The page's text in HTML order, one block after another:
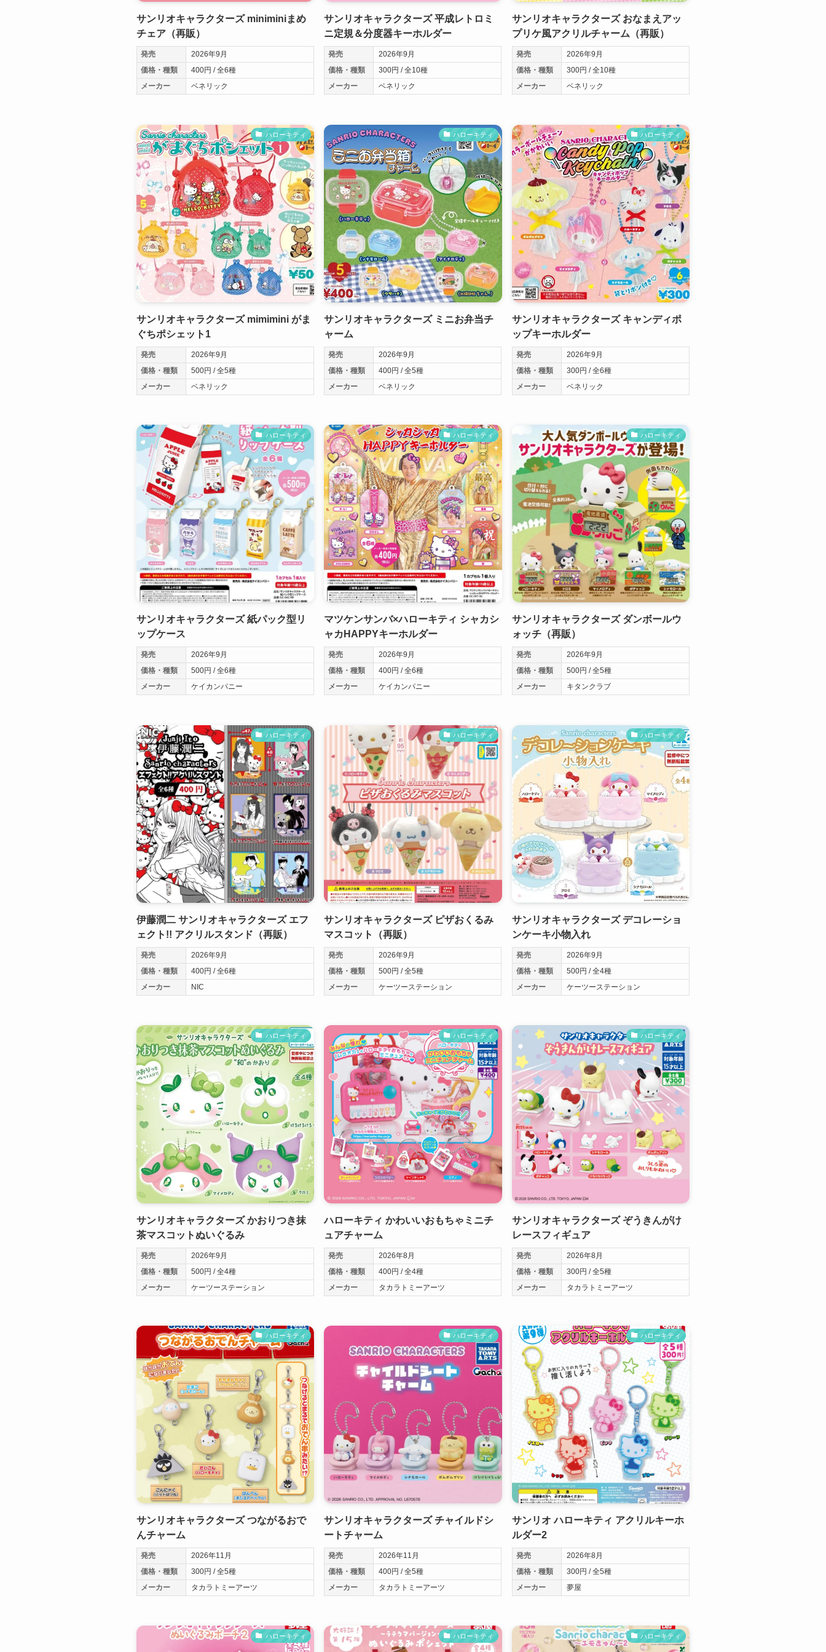
サンリオキャラクターズ miniminiまめ
チェア（再販）
発売
2026年9月
価格・種類
400円 / 全6種
メーカー
ベネリック
サンリオキャラクターズ 平成レトロミ
ニ定規＆分度器キーホルダー
発売
2026年9月
価格・種類
300円 / 全10種
メーカー
ベネリック
サンリオキャラクターズ おなまえアッ
プリケ風アクリルチャーム（再販）
発売
2026年9月
価格・種類
300円 / 全10種
メーカー
ベネリック
ハローキティ
サンリオキャラクターズ mimimini がま
ぐちポシェット1
発売
2026年9月
価格・種類
500円 / 全5種
メーカー
ベネリック
ハローキティ
サンリオキャラクターズ ミニお弁当チ
ャーム
発売
2026年9月
価格・種類
400円 / 全5種
メーカー
ベネリック
ハローキティ
サンリオキャラクターズ キャンディポ
ップキーホルダー
発売
2026年9月
価格・種類
300円 / 全6種
メーカー
ベネリック
ハローキティ
サンリオキャラクターズ 紙パック型リ
ップケース
発売
2026年9月
価格・種類
500円 / 全6種
メーカー
ケイカンパニー
ハローキティ
マツケンサンバ×ハローキティ シャカシ
ャカHAPPYキーホルダー
発売
2026年9月
価格・種類
400円 / 全6種
メーカー
ケイカンパニー
ハローキティ
サンリオキャラクターズ ダンボールウ
ォッチ（再販）
発売
2026年9月
価格・種類
500円 / 全5種
メーカー
キタンクラブ
ハローキティ
伊藤潤二 サンリオキャラクターズ エフ
ェクト!! アクリルスタンド（再販）
発売
2026年9月
価格・種類
400円 / 全6種
メーカー
NIC
ハローキティ
サンリオキャラクターズ ピザおくるみ
マスコット（再販）
発売
2026年9月
価格・種類
500円 / 全5種
メーカー
ケーツーステーション
ハローキティ
サンリオキャラクターズ デコレーショ
ンケーキ小物入れ
発売
2026年9月
価格・種類
500円 / 全4種
メーカー
ケーツーステーション
ハローキティ
サンリオキャラクターズ かおりつき抹
茶マスコットぬいぐるみ
発売
2026年9月
価格・種類
500円 / 全4種
メーカー
ケーツーステーション
ハローキティ
ハローキティ かわいいおもちゃミニチ
ュアチャーム
発売
2026年8月
価格・種類
400円 / 全4種
メーカー
タカラトミーアーツ
ハローキティ
サンリオキャラクターズ ぞうきんがけ
レースフィギュア
発売
2026年8月
価格・種類
300円 / 全5種
メーカー
タカラトミーアーツ
ハローキティ
サンリオキャラクターズ つながるおで
んチャーム
発売
2026年11月
価格・種類
300円 / 全5種
メーカー
タカラトミーアーツ
ハローキティ
サンリオキャラクターズ チャイルドシ
ートチャーム
発売
2026年11月
価格・種類
400円 / 全5種
メーカー
タカラトミーアーツ
ハローキティ
サンリオ ハローキティ アクリルキーホ
ルダー2
発売
2026年8月
価格・種類
300円 / 全5種
メーカー
夢屋
ハローキティ ハローキティ ハローキティ